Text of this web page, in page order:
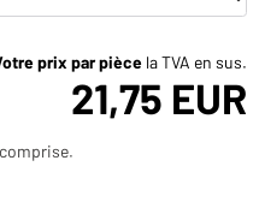
prix par pièce la TVA en sus.
21,75 EUR